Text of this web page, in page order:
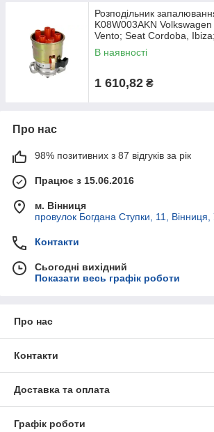
Розподільник
K08W003AKN
Vento; Seat Cordoba,
Octavia
В наявності
1 610,82 ₴
Про нас
98% позитивних з 87 відгуків за рік
Працює з 15.06.2016
м. Вінниця
провулок Богдана Ступки, 11, Вінниця,
Контакти
Сьогодні вихідний
Показати весь графік роботи
Про нас
Контакти
Доставка та оплата
Графік роботи